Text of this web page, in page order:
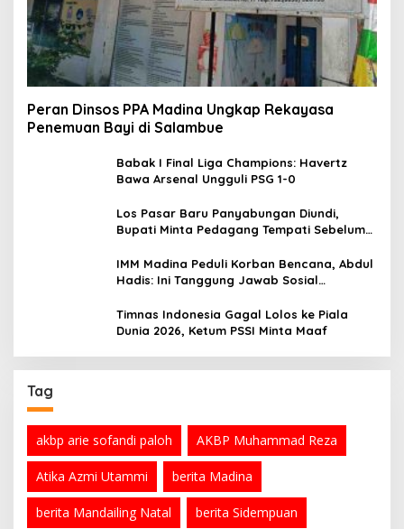
Peran Dinsos PPA Madina Ungkap Rekayasa
Penemuan Bayi di Salambue
Babak I Final Liga Champions: Havertz
Bawa Arsenal Ungguli PSG 1-0
Los Pasar Baru Panyabungan Diundi,
Bupati Minta Pedagang Tempati Sebelum
IMM Madina Peduli Korban Bencana, Abdul
Hadis: Ini Tanggung Jawab Sosial
Timnas Indonesia Gagal Lolos ke Piala
Dunia 2026, Ketum PSSI Minta Maaf
Tag
akbp arie sofandi paloh AKBP Muhammad Reza
Atika Azmi Utammi berita Madina
berita Mandailing Natal berita Sidempuan